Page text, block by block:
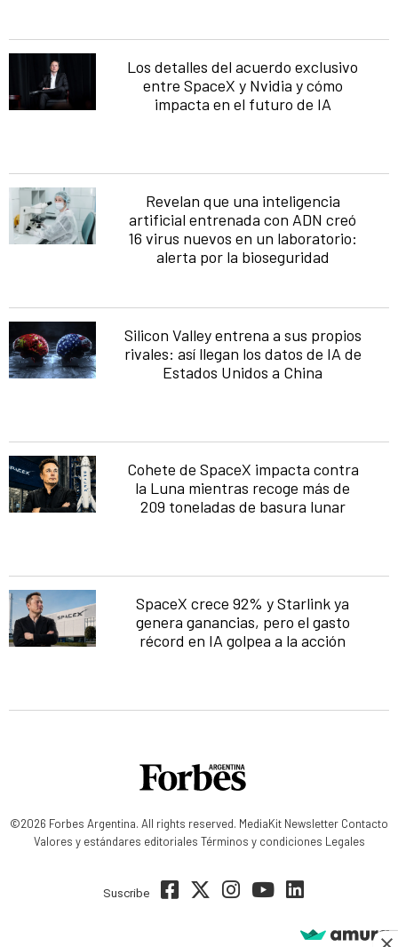
Los detalles del acuerdo exclusivo
entre SpaceX y Nvidia y cómo
impacta en el futuro de IA
Revelan que una inteligencia
artificial entrenada con ADN creó
16 virus nuevos en un laboratorio:
alerta por la bioseguridad
Silicon Valley entrena a sus propios
rivales: así llegan los datos de IA de
Estados Unidos a China
Cohete de SpaceX impacta contra
la Luna mientras recoge más de
209 toneladas de basura lunar
SpaceX crece 92% y Starlink ya
genera ganancias, pero el gasto
récord en IA golpea a la acción
©2026 Forbes Argentina. All rights reserved. MediaKit Newsletter Contacto
Valores y estándares editoriales Términos y condiciones Legales
Suscribe